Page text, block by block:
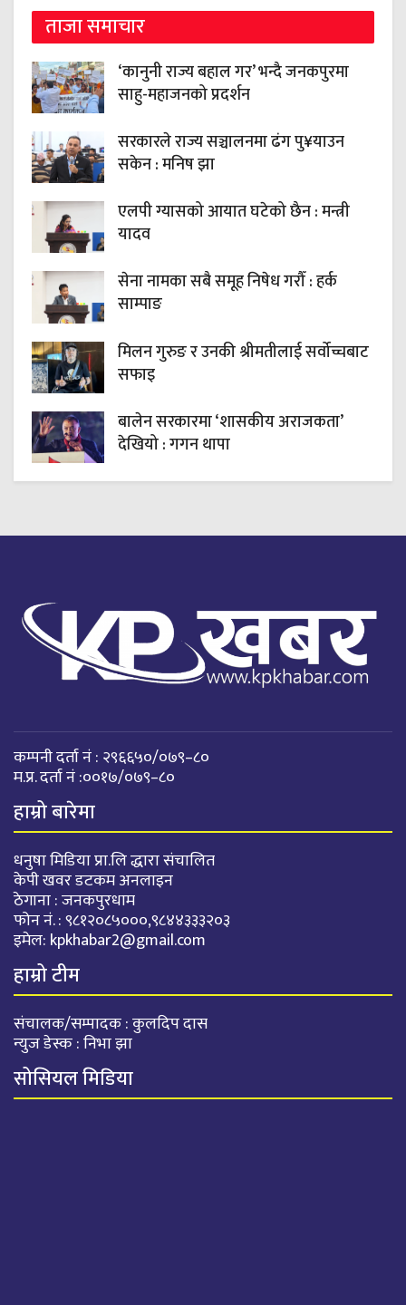
ताजा समाचार
‘कानुनी राज्य बहाल गर’ भन्दै जनकपुरमा
साहु-महाजनको प्रदर्शन
सरकारले राज्य सञ्चालनमा ढंग पु¥याउन
सकेन : मनिष झा
एलपी ग्यासको आयात घटेको छैन : मन्त्री
यादव
सेना नामका सबै समूह निषेध गरौँ : हर्क
साम्पाङ
मिलन गुरुङ र उनकी श्रीमतीलाई सर्वोच्चबाट
सफाइ
बालेन सरकारमा ‘शासकीय अराजकता’
देखियो : गगन थापा
कम्पनी दर्ता नं : २९६६५०/०७९–८०
म.प्र. दर्ता नं :००१७/०७९–८०
हाम्रो बारेमा
धनुषा मिडिया प्रा.लि द्धारा संचालित
केपी खवर डटकम अनलाइन
ठेगाना : जनकपुरधाम
फोन नं. : ९८१२०८५०००,९८४४३३३२०३
इमेल: kpkhabar2@gmail.com
हाम्रो टीम
संचालक/सम्पादक : कुलदिप दास
न्युज डेस्क : निभा झा
सोसियल मिडिया